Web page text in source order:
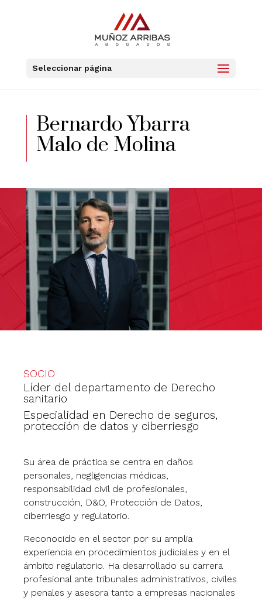
Seleccionar página
Bernardo Ybarra
Malo de Molina
SOCIO
Líder del departamento de Derecho
sanitario
Especialidad en Derecho de seguros,
protección de datos y ciberriesgo
Su área de práctica se centra en daños
personales, negligencias médicas,
responsabilidad civil de profesionales,
construcción, D&O, Protección de Datos,
ciberriesgo y regulatorio.
Reconocido en el sector por su amplia
experiencia en procedimientos judiciales y en el
ámbito regulatorio. Ha desarrollado su carrera
profesional ante tribunales administrativos, civiles
y penales y asesora tanto a empresas nacionales